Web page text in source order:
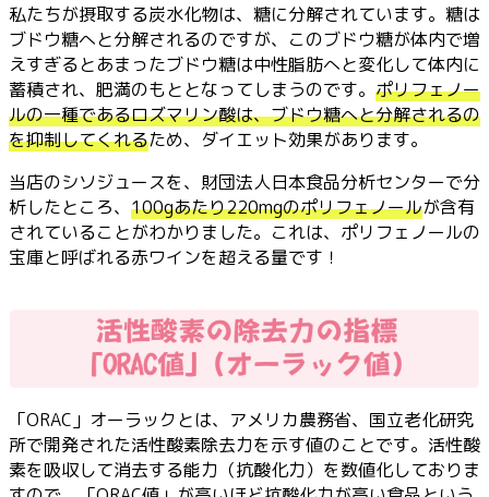
私たちが摂取する炭水化物は、糖に分解されています。糖は
ブドウ糖へと分解されるのですが、このブドウ糖が体内で増
えすぎるとあまったブドウ糖は中性脂肪へと変化して体内に
蓄積され、肥満のもととなってしまうのです。 ポリフェノー
ルの一種であるロズマリン酸は、ブドウ糖へと分解されるの
を抑制してくれるため、ダイエット効果があります。
当店のシソジュースを、財団法人日本食品分析センターで分
析したところ、 100gあたり220mgのポリフェノールが含有
されていることがわかりました。これは、ポリフェノールの
宝庫と呼ばれる赤ワインを超える量です！
「ORAC」オーラックとは、アメリカ農務省、国立老化研究
所で開発された活性酸素除去力を示す値のことです。活性酸
素を吸収して消去する能力（抗酸化力）を数値化しておりま